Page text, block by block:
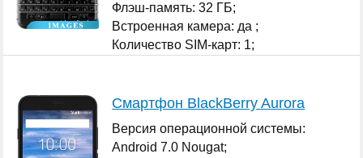
Флэш-память: 32 ГБ;
Встроенная камера: да ;
Количество SIM-карт: 1;
Смартфон BlackBerry Aurora
Версия операционной системы:
Android 7.0 Nougat;